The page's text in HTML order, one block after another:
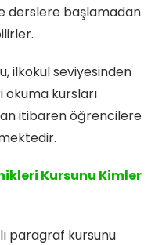
derslere başlamadan
ilkokul seviyesinden
okuma kursları
itibaren öğrencilere
Kursunu Kimler
paragraf kursunu